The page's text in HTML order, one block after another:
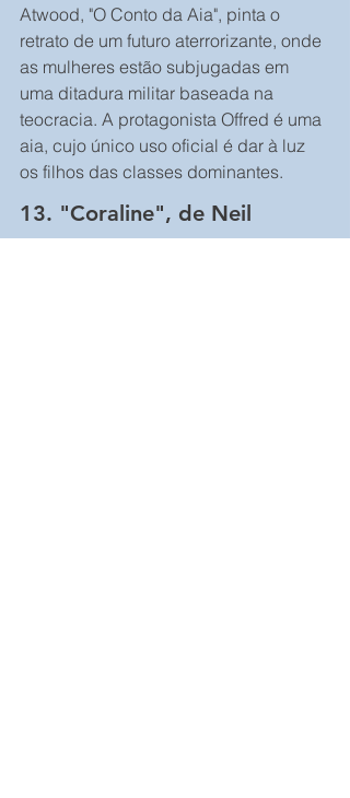
Atwood, "O Conto da Aia", pinta o
retrato de um futuro aterrorizante, onde
as mulheres estão subjugadas em
uma ditadura militar baseada na
teocracia. A protagonista Offred é uma
aia, cujo único uso oficial é dar à luz
os filhos das classes dominantes.
13. "Coraline", de Neil